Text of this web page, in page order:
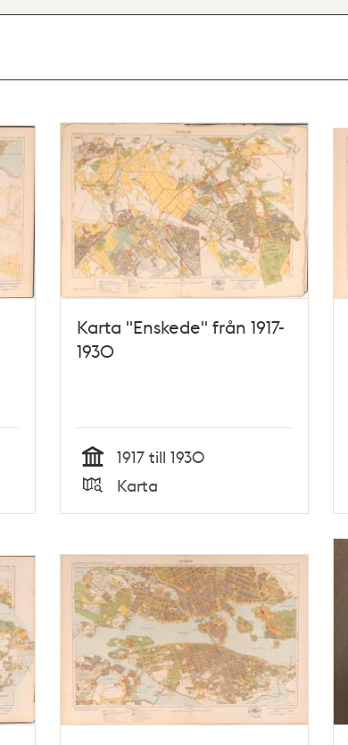
Karta "Enskede" från 1917-
1930
Tid
1917 till 1930
Typ
Karta